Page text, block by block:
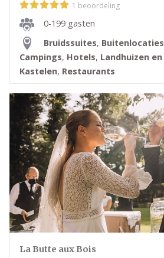
1 beoordeling
0-199 gasten
Bruidssuites, Buitenlocaties
Campings, Hotels, Landhuizen en
Kastelen, Restaurants
La Butte aux Bois